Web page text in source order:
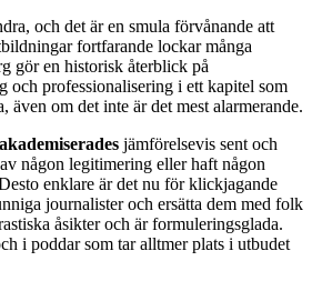
och det är en smula förvånande att
fortfarande lockar många
gör en historisk återblick på
och professionalisering i ett kapitel som
även om det inte är det mest alarmerande.
jämförelsevis sent och
någon legitimering eller haft någon
enklare är det nu för klickjagande
journalister och ersätta dem med folk
åsikter och är formuleringsglada.
i poddar som tar alltmer plats i utbudet